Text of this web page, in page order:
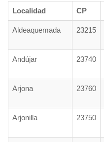
Localidad
CP
Aldeaquemada 23215
Andújar 23740
Arjona 23760
Arjonilla 23750